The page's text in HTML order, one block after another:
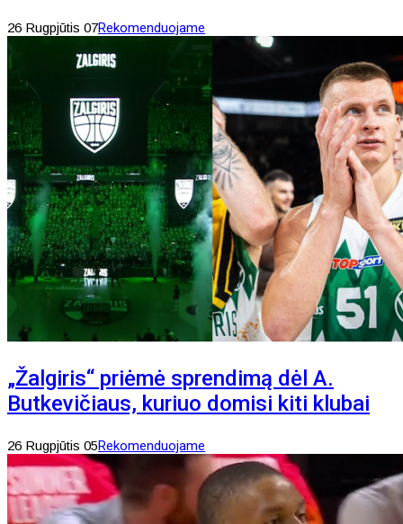
26 Rugpjūtis 07Rekomenduojame
„Žalgiris“ priėmė sprendimą dėl A.
Butkevičiaus, kuriuo domisi kiti klubai
26 Rugpjūtis 05Rekomenduojame